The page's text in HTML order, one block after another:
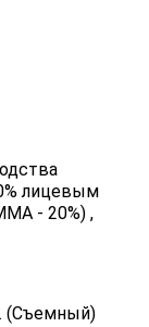
лицевым
- 20%) ,
(Съемный)